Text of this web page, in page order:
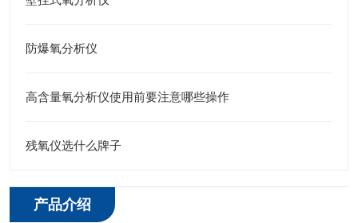
防爆氧分析仪
高含量氧分析仪使用前要注意哪些操作
残氧仪选什么牌子
产品介绍